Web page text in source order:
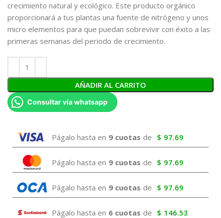
crecimiento natural y ecológico. Este producto orgánico
proporcionará a tus plantas una fuente de nitrógeno y unos
micro elementos para que puedan sobrevivir con éxito a las
primeras semanas del periodo de crecimiento.
AÑADIR AL CARRITO
Consultar vía whatsapp
Págalo hasta en 9 cuotas de $ 97.69
Págalo hasta en 9 cuotas de $ 97.69
Págalo hasta en 9 cuotas de $ 97.69
Págalo hasta en 6 cuotas de $ 146.53